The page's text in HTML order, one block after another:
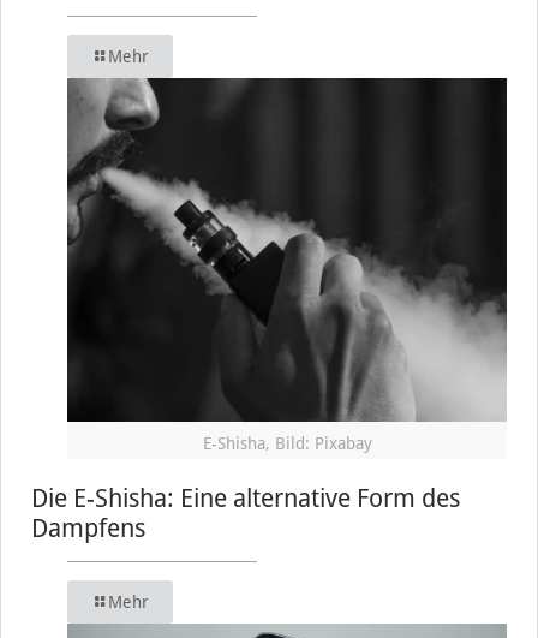
Mehr
E-Shisha, Bild: Pixabay
Die E-Shisha: Eine alternative Form des
Dampfens
Mehr